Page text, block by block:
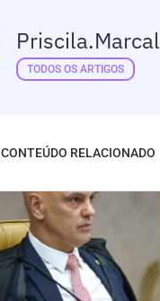
Priscila.marcal
TODOS OS ARTIGOS
CONTEÚDO RELACIONADO